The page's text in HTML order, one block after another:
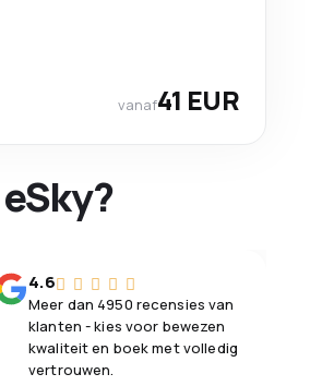
vanaf41 EUR
4.6
Meer dan 4950 recensies van
klanten - kies voor bewezen
kwaliteit en boek met volledig
vertrouwen.